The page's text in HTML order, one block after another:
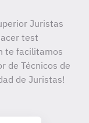
Juristas
test
te facilitamos
de Técnicos de
de Juristas!